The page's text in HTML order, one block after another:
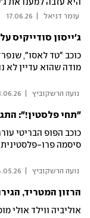
היא עזבה למענו את
עומר דניאל 17.06.26
ג'ייסון סודייקיס
מודה שהוא עדיין לא
נועה הרשקוביץ
"תחי פלסטין!":
כוכב הפופ הבריטי
סיסמה פרו-
נועה הרשקוביץ
אוליביה ווילד אולי